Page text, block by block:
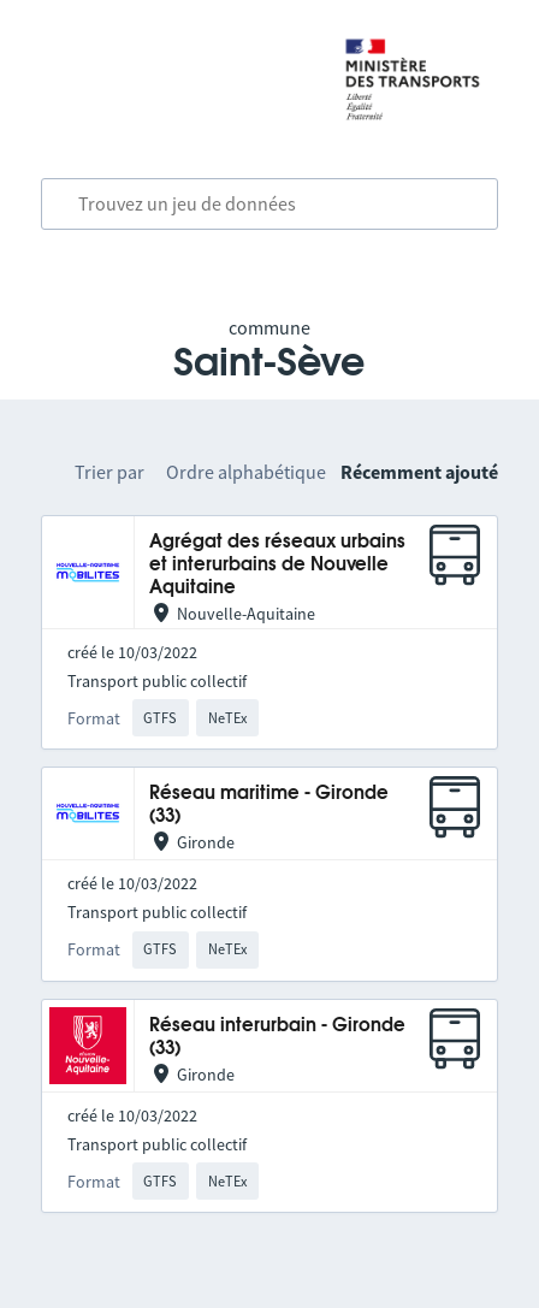
commune
Saint-Sève
Trier par Ordre alphabétique Récemment ajouté
Agrégat des réseaux urbains
et interurbains de Nouvelle
Aquitaine
Nouvelle-Aquitaine
créé le 10/03/2022
Format GTFS NeTEx
Transport public collectif
Réseau maritime - Gironde
(33)
Gironde
créé le 10/03/2022
Format GTFS NeTEx
Transport public collectif
Réseau interurbain - Gironde
(33)
Gironde
créé le 10/03/2022
Format GTFS NeTEx
Transport public collectif